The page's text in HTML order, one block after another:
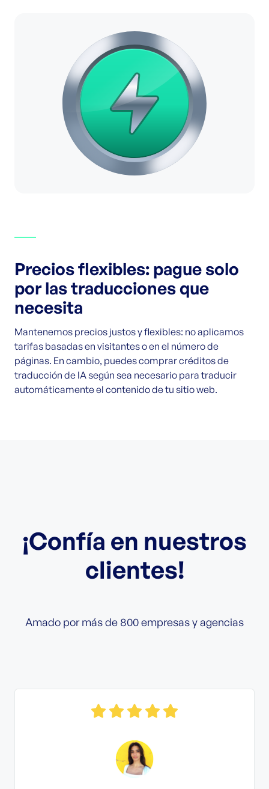
Precios flexibles: pague solo
por las traducciones que
necesita
Mantenemos precios justos y flexibles: no aplicamos
tarifas basadas en visitantes o en el número de
páginas. En cambio, puedes comprar créditos de
traducción de IA según sea necesario para traducir
automáticamente el contenido de tu sitio web.
¡Confía en nuestros
clientes!
Amado por más de 800 empresas y agencias